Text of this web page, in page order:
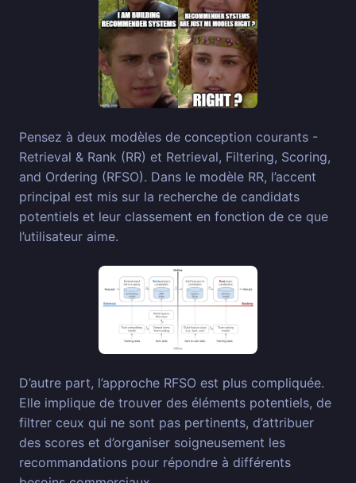
Pensez à deux modèles de conception courants -
Retrieval & Rank (RR) et Retrieval, Filtering, Scoring,
and Ordering (RFSO). Dans le modèle RR, l’accent
principal est mis sur la recherche de candidats
potentiels et leur classement en fonction de ce que
l’utilisateur aime.
D’autre part, l’approche RFSO est plus compliquée.
Elle implique de trouver des éléments potentiels, de
filtrer ceux qui ne sont pas pertinents, d’attribuer
des scores et d’organiser soigneusement les
recommandations pour répondre à différents